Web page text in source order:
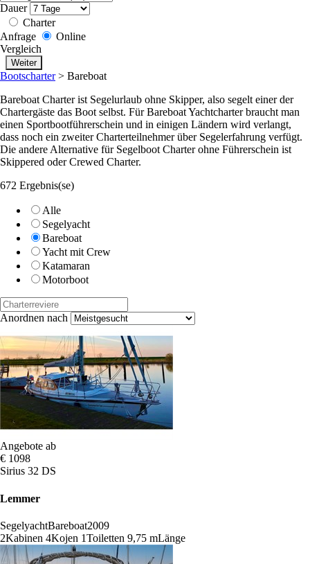
Dauer
Charter
Anfrage
Online
Vergleich
Bootscharter> Bareboat
Bareboat Charter ist Segelurlaub ohne Skipper, also segelt einer der
Chartergäste das Boot selbst. Für Bareboat Yachtcharter braucht man
einen Sportbootführerschein und in einigen Ländern wird verlangt,
dass noch ein zweiter Charterteilnehmer über Segelerfahrung verfügt.
Die andere Alternative für Segelboot Charter ohne Führerschein ist
Skippered oder Crewed Charter.
672 Ergebnis(se)
Alle
Segelyacht
Bareboat
Yacht mit Crew
Katamaran
Motorboot
Anordnen nach
Angebote ab
€ 1098
Sirius 32 DS
Lemmer
SegelyachtBareboat2009
2Kabinen 4Kojen 1Toiletten 9,75 mLänge